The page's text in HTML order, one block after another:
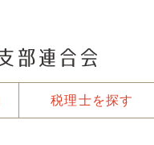
税理士を探す